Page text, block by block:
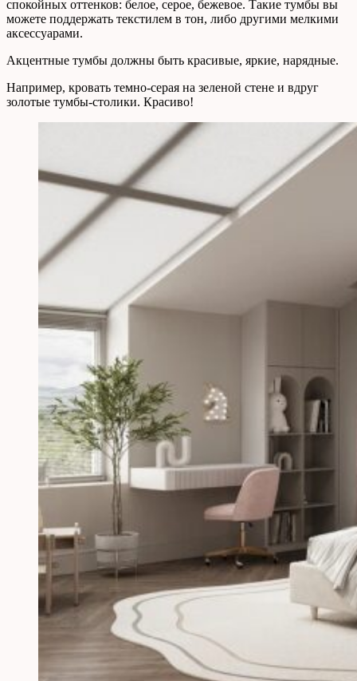
спокойных оттенков: белое, серое, бежевое. Такие тумбы вы
можете поддержать текстилем в тон, либо другими мелкими
аксессуарами.
Акцентные тумбы должны быть красивые, яркие, нарядные.
Например, кровать темно-серая на зеленой стене и вдруг
золотые тумбы-столики. Красиво!